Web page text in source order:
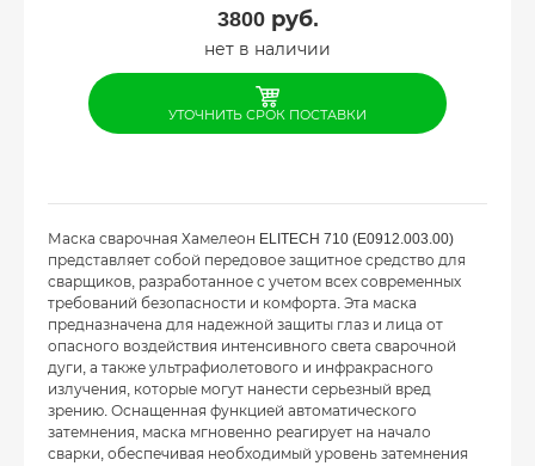
3800руб.
нет в наличии
УТОЧНИТЬ СРОК ПОСТАВКИ
Маска сварочная Хамелеон ELITECH 710 (E0912.003.00)
представляет собой передовое защитное средство для
сварщиков, разработанное с учетом всех современных
требований безопасности и комфорта. Эта маска
предназначена для надежной защиты глаз и лица от
опасного воздействия интенсивного света сварочной
дуги, а также ультрафиолетового и инфракрасного
излучения, которые могут нанести серьезный вред
зрению. Оснащенная функцией автоматического
затемнения, маска мгновенно реагирует на начало
сварки, обеспечивая необходимый уровень затемнения